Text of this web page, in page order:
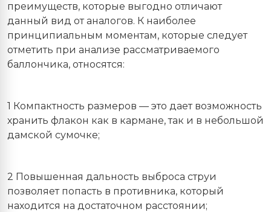
преимуществ, которые выгодно отличают
данный вид от аналогов. К наиболее
принципиальным моментам, которые следует
отметить при анализе рассматриваемого
баллончика, относятся:
1 Компактность размеров — это дает возможность
хранить флакон как в кармане, так и в небольшой
дамской сумочке;
2 Повышенная дальность выброса струи
позволяет попасть в противника, который
находится на достаточном расстоянии;